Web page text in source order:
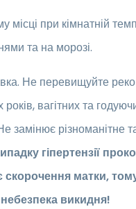
місці при кімнатній
та на морозі.
Не перевищуйте
вагітних та
замінює різноманітне
гіпертензії
матки,
небезпека викидня!